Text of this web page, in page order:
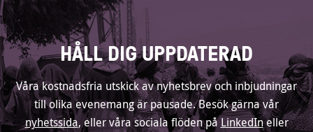
HÅLL DIG UPPDATERAD
Våra kostnadsfria utskick av nyhetsbrev och inbjudningar
till olika evenemang är pausade. Besök gärna vår
nyhetssida, eller våra sociala flöden påLinkedIneller